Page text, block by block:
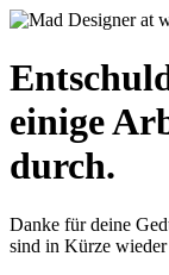
einige
durch.
Danke für deine
sind in Kürze